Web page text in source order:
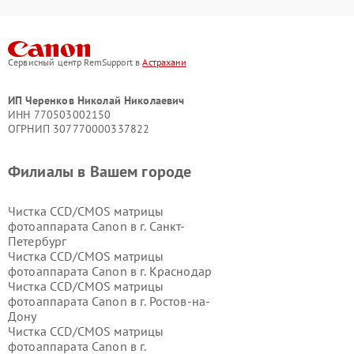
Сервисный центр RemSupport вАстрахани
ИП Черенков Николай Николаевич
ИНН 770503002150
ОГРНИП 307770000337822
Филиалы в Вашем городе
Чистка CCD/CMOS матрицы
фотоаппарата Canon в г. Санкт-
Петербург
Чистка CCD/CMOS матрицы
фотоаппарата Canon в г. Краснодар
Чистка CCD/CMOS матрицы
фотоаппарата Canon в г. Ростов-на-
Дону
Чистка CCD/CMOS матрицы
фотоаппарата Canon в г.